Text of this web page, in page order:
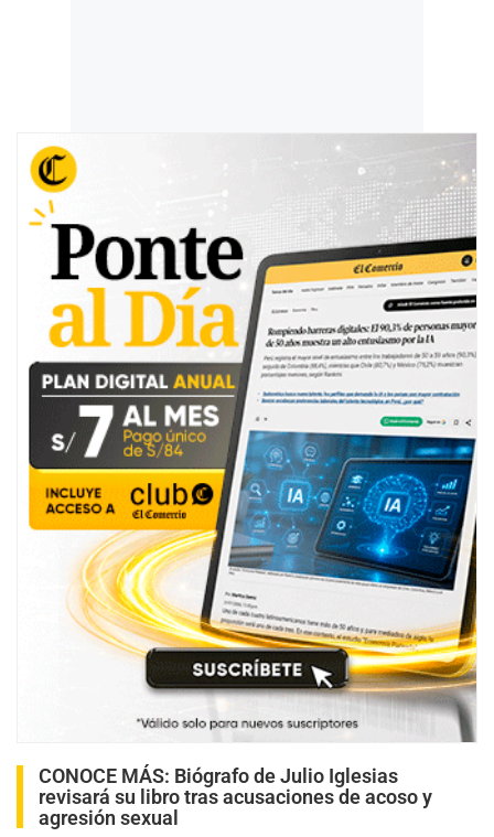
CONOCE MÁS: Biógrafo de Julio Iglesias
revisará su libro tras acusaciones de acoso y
agresión sexual